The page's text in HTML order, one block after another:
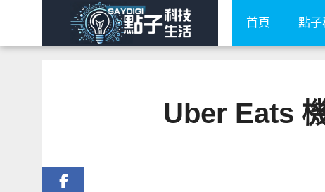
首頁 點子
Uber Eats